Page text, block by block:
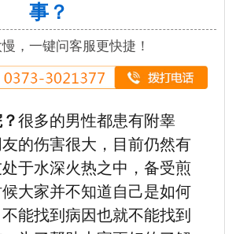
事？
，一键问客服更快捷！
很多的男性都患有附睾
的伤害很大，目前仍然有
于水深火热之中，备受煎
大家并不知道自己是如何
能找到病因也就不能找到